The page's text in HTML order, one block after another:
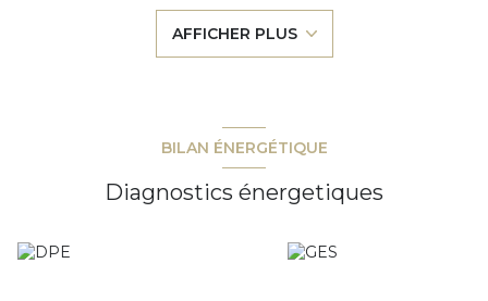
également accessible depuis le séjour, une salle de bains
et des toilettes séparées. La terrasse offre une jolie vue sur
la verdure. Un grand garage en sous-sol est vendu avec
Copropriété de 24 lots principaux. Charges annuelles : 776
AFFICHER PLUS
BILAN ÉNERGÉTIQUE
Diagnostics énergetiques